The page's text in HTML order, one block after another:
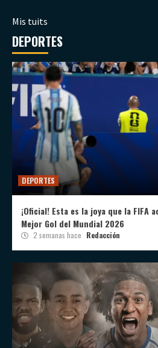
Mis tuits
DEPORTES
DEPORTES
¡Oficial! Esta es la joya que la FIFA
Mejor Gol del Mundial 2026
2 semanas hace Redacción